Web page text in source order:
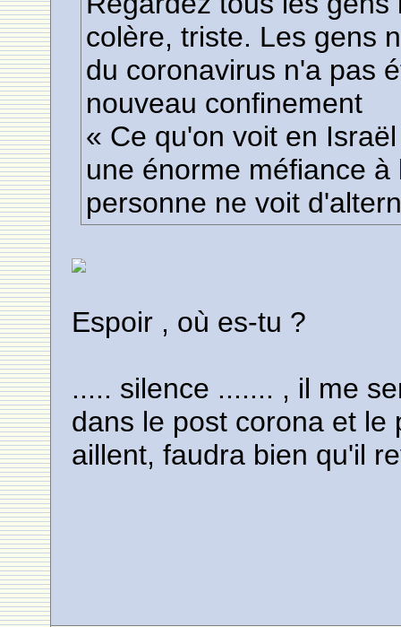
colère, triste. Les gens
du coronavirus n'a pas
nouveau confinement
« Ce qu'on voit en
une énorme méfiance
personne ne voit
Espoir , où es-tu ?
..... silence ....... , il me
dans le post corona et le
aillent, faudra bien qu'il